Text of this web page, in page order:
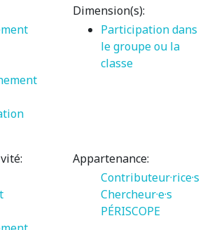
Dimension(s):
Participation dans
le groupe ou la
classe
Appartenance:
Contributeur·rice·s
Chercheur·e·s
PÉRISCOPE